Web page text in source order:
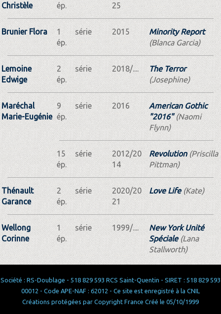
Christèle
ép.
25
Brunier Flora
1
ép.
série 2015
Minority Report
(Blanca Garcia)
Lemoine
Edwige
2
ép.
série 2018/....
The Terror
(Josephine)
Maréchal
Marie-Eugénie
9
ép.
série 2016
American Gothic
"2016"(Naomi
Flynn)
15
ép.
série
2012/20
14
Revolution(Priscilla
Pittman)
Thénault
Garance
2
ép.
série
2020/20
21
Love Life(Kate)
Wellong
Corinne
1
ép.
série 1999/....
New York Unité
Spéciale(Lana
Stallworth)
Société : RS-Doublage - 518 829 593 RCS Saint-Quentin - SIRET : 518 829 593
00012 - Code APE-NAF : 62012 - Ce site est enregistré à la CNIL
Créations protégées par Copyright France Créé le 05/10/1999